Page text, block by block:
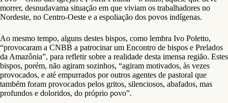
morrer, desnudavama situação em que viviam os trabalhadores no
Nordeste, no Centro-Oeste e a espoliação dos povos indígenas.
Ao mesmo tempo, alguns destes bispos, como lembra Ivo Poletto,
“provocaram a CNBB a patrocinar um Encontro de bispos e Prelados
da Amazônia”, para refletir sobre a realidade desta imensa região. Estes
bispos, porém, não agiram sozinhos, “agiram motivados, às vezes
provocados, e até empurrados por outros agentes de pastoral que
também foram provocados pelos gritos, silenciosos, abafados, mas
profundos e doloridos, do próprio povo”.